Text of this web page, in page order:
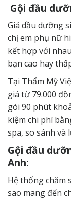
Gội đầu
Giá dầu dưỡng
chị em phụ nữ
kết hợp với
bạn cao hay
Tại Thẩm Mỹ
giá từ 79.000
gói 90 phút
kiệm chi phí
spa, so sánh và
Gội đầu
Anh:
Hệ thống chăm
sao mang đến